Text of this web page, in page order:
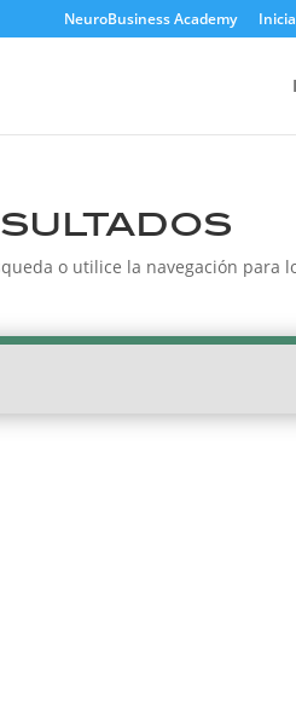
NeuroBusiness Academy
o utilice la navegación para